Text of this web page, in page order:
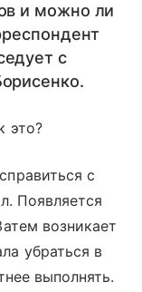
и можно ли
с
это?
с
Появляется
возникает
убраться в
выполнять.